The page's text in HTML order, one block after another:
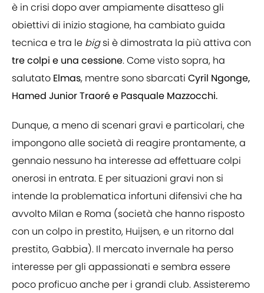
è in crisi dopo aver ampiamente disatteso gli
obiettivi di inizio stagione, ha cambiato guida
tecnica e tra le bigsi è dimostrata la più attiva con
tre colpi e una cessione. Come visto sopra, ha
salutato Elmas, mentre sono sbarcati Cyril Ngonge,
Hamed Junior Traoré e Pasquale Mazzocchi.
Dunque, a meno di scenari gravi e particolari, che
impongono alle società di reagire prontamente, a
gennaio nessuno ha interesse ad effettuare colpi
onerosi in entrata. E per situazioni gravi non si
intende la problematica infortuni difensivi che ha
avvolto Milan e Roma (società che hanno risposto
con un colpo in prestito, Huijsen, e un ritorno dal
prestito, Gabbia). Il mercato invernale ha perso
interesse per gli appassionati e sembra essere
poco proficuo anche per i grandi club. Assisteremo